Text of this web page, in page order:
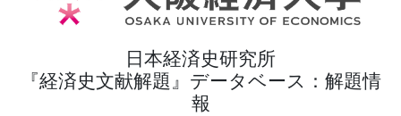
日本経済史研究所
『経済史文献解題』データベース：解題情
報